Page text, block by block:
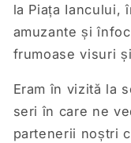
la Piața Iancului,
amuzante și
frumoase visuri
Eram în vizită la
seri în care ne
partenerii noștri